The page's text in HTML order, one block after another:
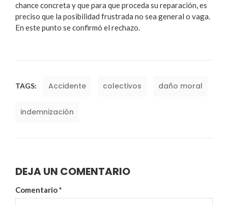
chance concreta y que para que proceda su reparación, es
preciso que la posibilidad frustrada no sea general o vaga.
En este punto se confirmó el rechazo.
TAGS: Accidente colectivos daño moral
indemnización
DEJA UN COMENTARIO
Comentario*